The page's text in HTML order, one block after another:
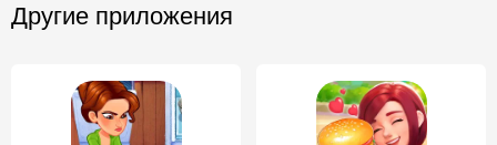
Другие приложения